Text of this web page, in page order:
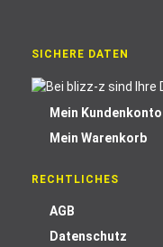
SICHERE DATEN
Mein Kundenkonto
Mein Warenkorb
RECHTLICHES
AGB
Datenschutz